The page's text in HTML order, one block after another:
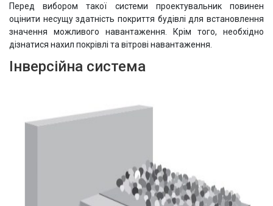
Перед вибором такої системи проектувальник повинен
оцінити несущу здатність покриття будівлі для встановлення
значення можливого навантаження. Крім того, необхідно
дізнатися нахил покрівлі та вітрові навантаження.
Інверсійна система